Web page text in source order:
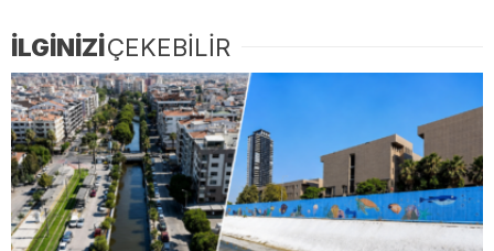
İLGİNİZİÇEKEBİLİR